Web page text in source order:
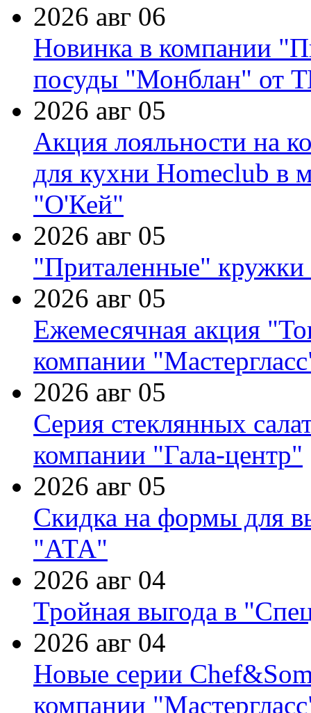
2026 авг 06
Новинка в компании
посуды "Монблан" от
2026 авг 05
Акция лояльности на
для кухни Homeclub в
"О'Кей"
2026 авг 05
"Приталенные" кружки
2026 авг 05
Ежемесячная акция
компании
2026 авг 05
Серия стеклянных
компании "Гала-центр"
2026 авг 05
Скидка на формы для
"АТА"
2026 авг 04
Тройная выгода в
2026 авг 04
Новые серии
компании